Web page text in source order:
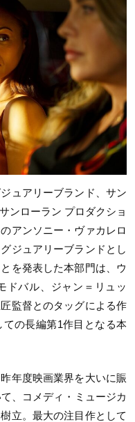
ュアリーブランド、サン
ンローラン プロダクショ
アンソニー・ヴァカレロ
ジュアリーブランドとし
を発表した本部門は、ウ
ドバル、ジャン＝リュッ
監督とのタッグによる作
の長編第1作目となる本
年度映画業界を大いに賑
、コメディ・ミュージカ
立。最大の注目作として